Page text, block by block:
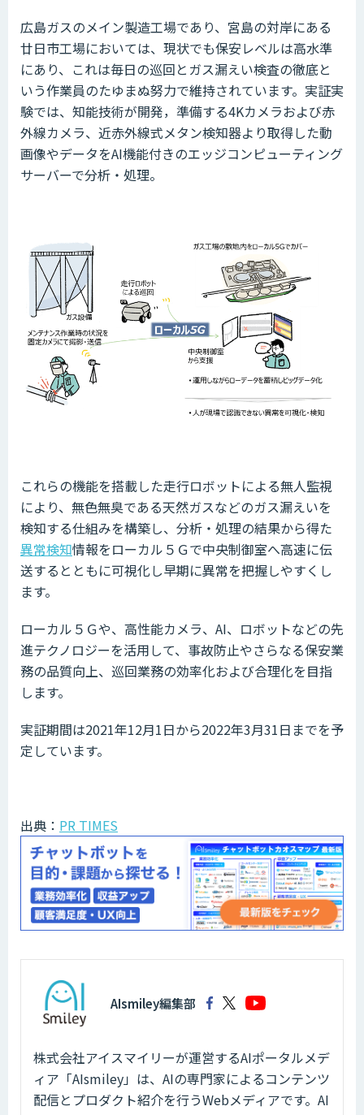
広島ガスのメイン製造工場であり、宮島の対岸にある
廿日市工場においては、現状でも保安レベルは高水準
にあり、これは毎日の巡回とガス漏えい検査の徹底と
いう作業員のたゆまぬ努力で維持されています。実証実
験では、知能技術が開発，準備する4Kカメラおよび赤
外線カメラ、近赤外線式メタン検知器より取得した動
画像やデータをAI機能付きのエッジコンピューティング
サーバーで分析・処理。
これらの機能を搭載した走行ロボットによる無人監視
により、無色無臭である天然ガスなどのガス漏えいを
検知する仕組みを構築し、分析・処理の結果から得た
異常検知情報をローカル５Ｇで中央制御室へ高速に伝
送するとともに可視化し早期に異常を把握しやすくし
ます。
ローカル５Ｇや、高性能カメラ、AI、ロボットなどの先
進テクノロジーを活用して、事故防止やさらなる保安業
務の品質向上、巡回業務の効率化および合理化を目指
します。
実証期間は2021年12月1日から2022年3月31日までを予
定しています。
出典： PR TIMES
AIsmiley編集部
株式会社アイスマイリーが運営するAIポータルメデ
ィア「AIsmiley」は、AIの専門家によるコンテンツ
配信とプロダクト紹介を行うWebメディアです。AI